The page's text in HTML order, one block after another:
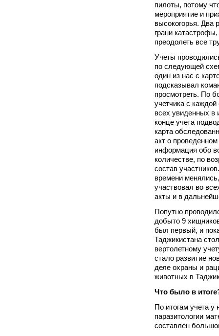
пилоты, потому
мероприятие и
высокогорья. Два
грани
преодолеть все
Учеты
по следующей
один из нас с
подсказывал
просмотреть. По
учетчика с
всех увиденных
конце учета
карта
акт о
информация обо
количестве, по
состав
времени
участвовал во
акты и в
Попутно
добыто 9
был первый, и
Таджикистана
вертолетному
стало развитие
деле охраны и
животных в
Что было в
По итогам учета у
паразитологии
составлен